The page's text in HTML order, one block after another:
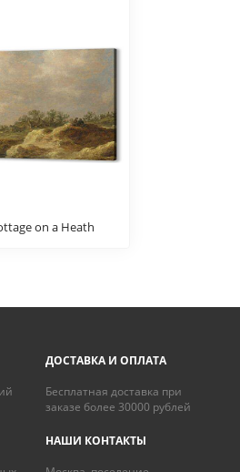
on a Heath
ДОСТАВКА И ОПЛАТА
Бесплатная доставка при
заказе более 30000 рублей
НАШИ КОНТАКТЫ